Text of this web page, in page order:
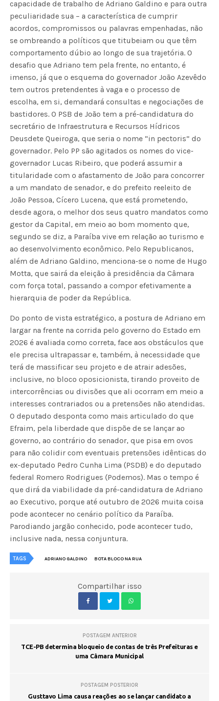
capacidade de trabalho de Adriano Galdino e para outra
peculiaridade sua – a característica de cumprir
acordos, compromissos ou palavras empenhadas, não
se ombreando a políticos que titubeiam ou que têm
comportamento dúbio ao longo de sua trajetória. O
desafio que Adriano tem pela frente, no entanto, é
imenso, já que o esquema do governador João Azevêdo
tem outros pretendentes à vaga e o processo de
escolha, em si, demandará consultas e negociações de
bastidores. O PSB de João tem a pré-candidatura do
secretário de Infraestrutura e Recursos Hídricos
Deusdete Queiroga, que seria o nome “in pectoris” do
governador. Pelo PP são agitados os nomes do vice-
governador Lucas Ribeiro, que poderá assumir a
titularidade com o afastamento de João para concorrer
a um mandato de senador, e do prefeito reeleito de
João Pessoa, Cícero Lucena, que está prometendo,
desde agora, o melhor dos seus quatro mandatos como
gestor da Capital, em meio ao bom momento que,
segundo se diz, a Paraíba vive em relação ao turismo e
ao desenvolvimento econômico. Pelo Republicanos,
além de Adriano Galdino, menciona-se o nome de Hugo
Motta, que sairá da eleição à presidência da Câmara
com força total, passando a compor efetivamente a
hierarquia de poder da República.
Do ponto de vista estratégico, a postura de Adriano em
largar na frente na corrida pelo governo do Estado em
2026 é avaliada como correta, face aos obstáculos que
ele precisa ultrapassar e, também, à necessidade que
terá de massificar seu projeto e de atrair adesões,
inclusive, no bloco oposicionista, tirando proveito de
intercorrências ou divisões que ali ocorram em meio a
interesses contrariados ou a pretensões não atendidas.
O deputado desponta como mais articulado do que
Efraim, pela liberdade que dispõe de se lançar ao
governo, ao contrário do senador, que pisa em ovos
para não colidir com eventuais pretensões idênticas do
ex-deputado Pedro Cunha Lima (PSDB) e do deputado
federal Romero Rodrigues (Podemos). Mas o tempo é
que dirá da viabilidade da pré-candidatura de Adriano
ao Executivo, porque até outubro de 2026 muita coisa
pode acontecer no cenário político da Paraíba.
Parodiando jargão conhecido, pode acontecer tudo,
inclusive nada, nessa conjuntura.
TAGS ADRIANO GALDINO BOTA BLOCO NA RUA
Compartilhar isso
POSTAGEM ANTERIOR
TCE-PB determina bloqueio de contas de três Prefeituras e
uma Câmara Municipal
POSTAGEM POSTERIOR
Gusttavo Lima causa reações ao se lançar candidato a